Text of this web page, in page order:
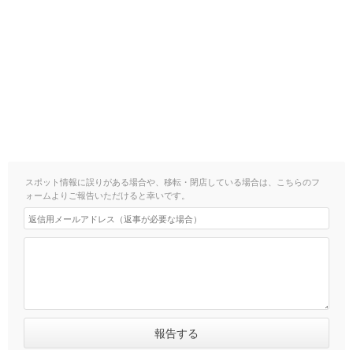
スポット情報に誤りがある場合や、移転・閉店している場合は、こちらのフ
ォームよりご報告いただけると幸いです。